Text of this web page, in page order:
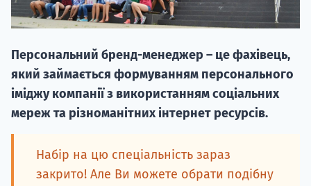
Персональний бренд-менеджер – це фахівець,
який займається формуванням персонального
іміджу компанії з використанням соціальних
мереж та різноманітних інтернет ресурсів.
Набір на цю спеціальність зараз
закрито! Але Ви можете обрати подібну
вступ на